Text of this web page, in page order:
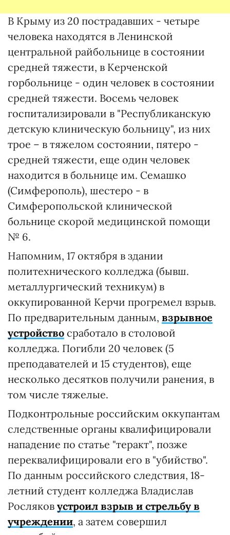
В Крыму из 20 пострадавших - четыре
человека находятся в Ленинской
центральной райбольнице в состоянии
средней тяжести, в Керченской
горбольнице - один человек в состоянии
средней тяжести. Восемь человек
госпитализировали в "Республиканскую
детскую клиническую больницу", из них
трое – в тяжелом состоянии, пятеро -
средней тяжести, еще один человек
находится в больнице им. Семашко
(Симферополь), шестеро - в
Симферопольской клинической
больнице скорой медицинской помощи
№ 6.
Напомним, 17 октября в здании
политехнического колледжа (бывш.
металлургический техникум) в
оккупированной Керчи прогремел взрыв.
По предварительным данным, взрывное
устройство сработало в столовой
колледжа. Погибли 20 человек (5
преподавателей и 15 студентов), еще
несколько десятков получили ранения, в
том числе тяжелые.
Подконтрольные российским оккупантам
следственные органы квалифицировали
нападение по статье "теракт", позже
переквалифицировали его в "убийство".
По данным российского следствия, 18-
летний студент колледжа Владислав
Росляков устроил взрыв и стрельбу в
учреждении, а затем совершил